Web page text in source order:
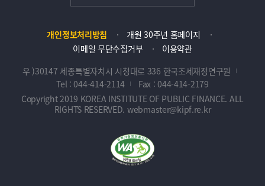
개인정보처리방침
개원 30주년 홈페이지
이메일 무단수집거부
이용약관
우 )30147 세종특별자치시 시청대로 336 한국조세재정연구원
Tel : 044-414-2114
Fax : 044-414-2179
Copyright 2019 KOREA INSTITUTE OF PUBLIC FINANCE. ALL
RIGHTS RESERVED. webmaster@kipf.re.kr